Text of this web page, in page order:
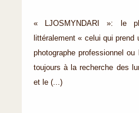
« LJOSMYNDARI »: le
littéralement « celui qui prend
photographe professionnel
toujours à la recherche des
et le (...)